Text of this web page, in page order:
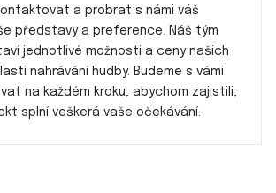
a probrat s námi váš
představy a preference. Náš tým
jednotlivé možnosti a ceny našich
nahrávání hudby. Budeme s vámi
na každém kroku, abychom zajistili,
splní veškerá vaše očekávání.